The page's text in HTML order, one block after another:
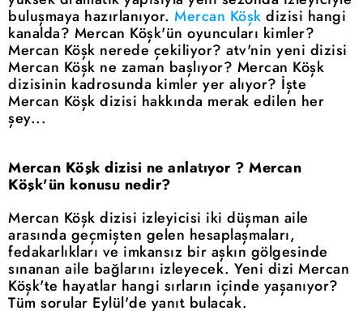
buluşmaya hazırlanıyor. Mercan Köşk dizisi hangi
kanalda? Mercan Köşk'ün oyuncuları kimler?
Mercan Köşk nerede çekiliyor? atv'nin yeni dizisi
Mercan Köşk ne zaman başlıyor? Mercan Köşk
dizisinin kadrosunda kimler yer alıyor? İşte
Mercan Köşk dizisi hakkında merak edilen her
şey...
Mercan Köşk dizisi ne anlatıyor ? Mercan
Köşk'ün konusu nedir?
Mercan Köşk dizisi izleyicisi iki düşman aile
arasında geçmişten gelen hesaplaşmaları,
fedakarlıkları ve imkansız bir aşkın gölgesinde
sınanan aile bağlarını izleyecek. Yeni dizi Mercan
Köşk'te hayatlar hangi sırların içinde yaşanıyor?
Tüm sorular Eylül'de yanıt bulacak.